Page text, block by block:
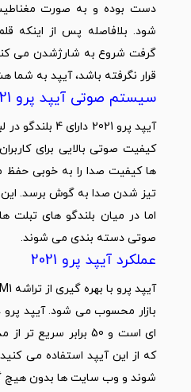
دست بوده و به صورت
شود. بلافاصله پس از اینکه
گرفت شروع به شارژشدن می
قرار نگرفته باشد، آیپد به شما
سیستم صوتی آیپد پرو 2021
آیپد پرو 2021
کیفیت صوتی بالایی برای
ها کیفیت صدا را به خوبی حفظ
تیز شدن صدا به گوش برسد. این
اما در میان بلندگو های تبلت
صوتی دسته بندی می شوند.
عملکرد آیپد پرو 2021
که از این آیپد استفاده می
شوند و وب سایت ها بدون هیچ